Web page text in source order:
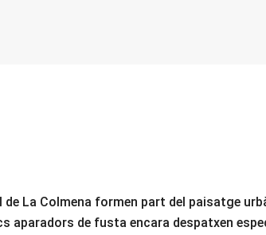
La Colmena formen part del paisatge
aparadors de fusta encara despatxen